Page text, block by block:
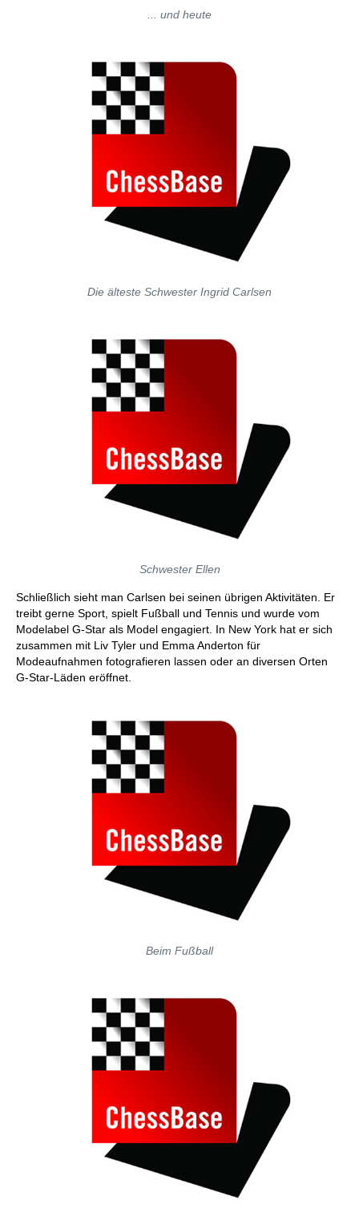
... und heute
Die älteste Schwester Ingrid Carlsen
Schwester Ellen
Schließlich sieht man Carlsen bei seinen übrigen Aktivitäten. Er
treibt gerne Sport, spielt Fußball und Tennis und wurde vom
Modelabel G-Star als Model engagiert. In New York hat er sich
zusammen mit Liv Tyler und Emma Anderton für
Modeaufnahmen fotografieren lassen oder an diversen Orten
G-Star-Läden eröffnet.
Beim Fußball